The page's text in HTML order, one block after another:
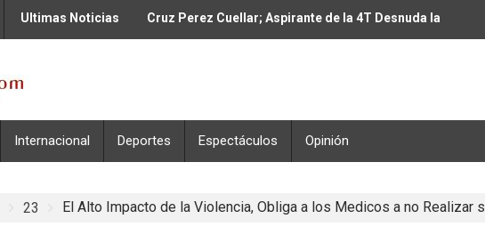
Ultimas Noticias Cruz Perez Cuellar; Aspirante de la 4T Desnuda la
Internacional Deportes Espectáculos Opinión
23 El Alto Impacto de la Violencia, Obliga a los Medicos a no Realizar